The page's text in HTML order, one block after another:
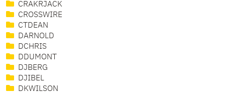
CRAKRJACK
CROSSWIRE
CTDEAN
DARNOLD
DCHRIS
DDUMONT
DJBERG
DJIBEL
DKWILSON